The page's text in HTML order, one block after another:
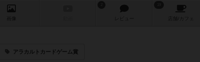
画像 レビュー 店舗/ カフェ
アラカルトカードゲーム賞